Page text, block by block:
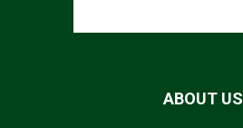
ABOUT US